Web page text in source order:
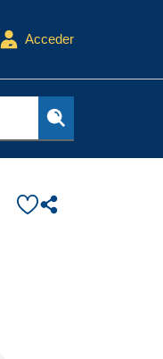
Acceder